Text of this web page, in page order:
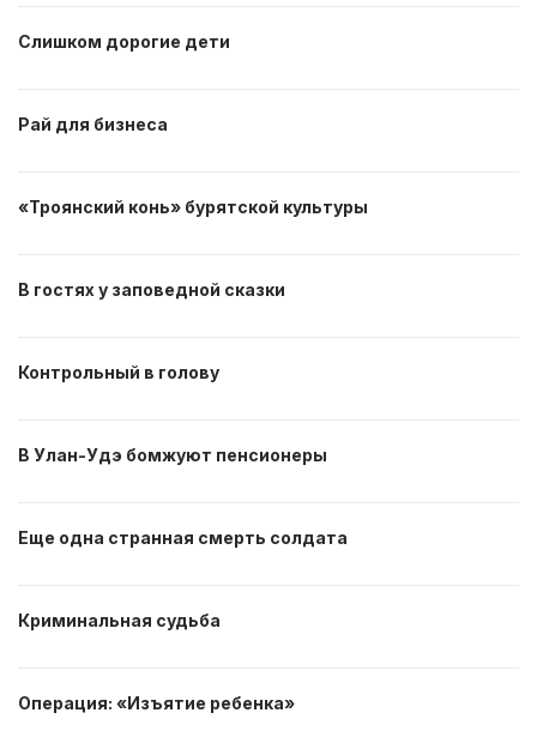
Слишком дорогие дети
Рай для бизнеса
«Троянский конь» бурятской культуры
В гостях у заповедной сказки
Контрольный в голову
В Улан-Удэ бомжуют пенсионеры
Еще одна странная смерть солдата
Криминальная судьба
Операция: «Изъятие ребенка»